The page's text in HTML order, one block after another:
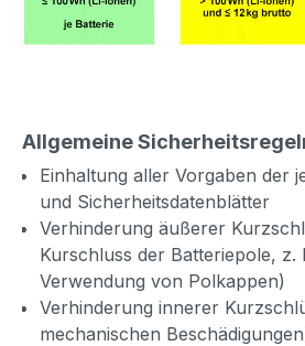
Allgemeine
Einhaltung aller Vorgaben der
und Sicherheitsdatenblätter
Verhinderung äußerer
Kurschluss der Batteriepole, z.
Verwendung von Polkappen)
Verhinderung innerer
mechanischen